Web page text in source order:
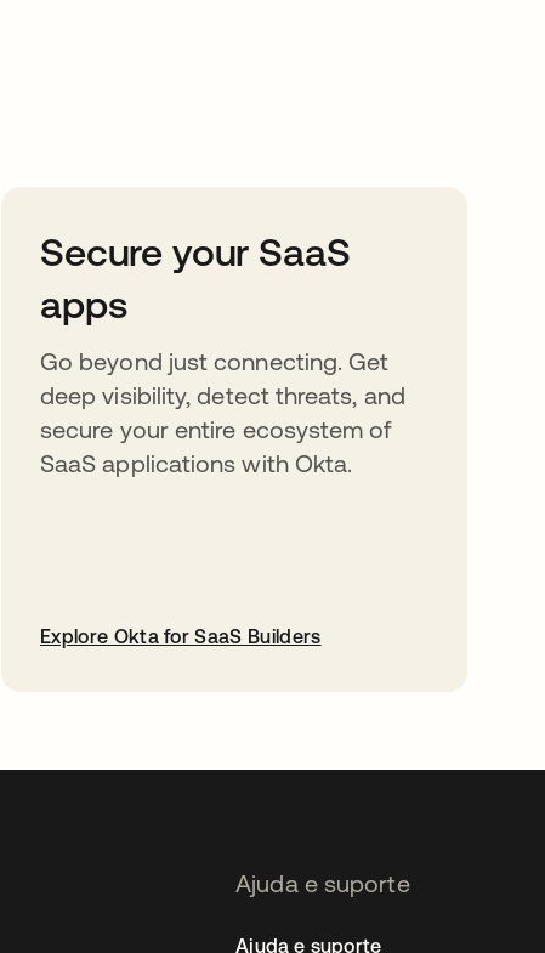
Secure your SaaS
apps
Go beyond just connecting. Get
deep visibility, detect threats, and
secure your entire ecosystem of
SaaS applications with Okta.
Explore Okta for SaaS Builders
Ajuda e suporte
Ajuda e suporte